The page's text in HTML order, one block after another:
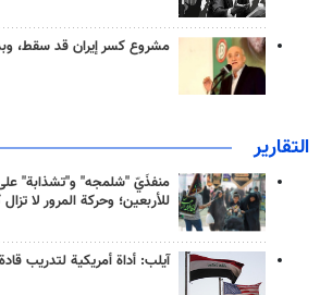
مشروع كسر إيران قد سقط،
التقارير
منفذَيّ "شلمجه" و"تشذابة"
للأربعين؛ وحركة المرور لا
آيلب: أداة أمريكية لتدريب